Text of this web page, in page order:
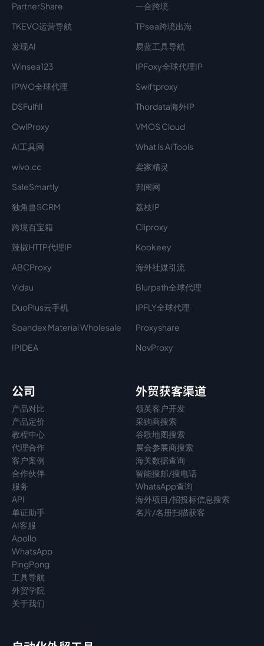
PartnerShare
一合跨境
TKEVO运营导航
TPsea跨境出海
发现AI
易蓝工具导航
Winsea123
IPFoxy全球代理IP
IPWO全球代理
Swiftproxy
DSFulfill
Thordata海外IP
OwlProxy
VMOS Cloud
AI工具网
What Is Ai Tools
wivo.cc
卖家精灵
SaleSmartly
邦阅网
独角兽SCRM
荔枝IP
跨境百宝箱
Cliproxy
辣椒HTTP代理IP
Kookeey
ABCProxy
海外社媒引流
Vidau
Blurpath全球代理
DuoPlus云手机
IPFLY全球代理
Spandex Material Wholesale​
Proxyshare
IPIDEA
NovProxy
公司
产品对比
产品定价
教程中心
代理合作
客户案例
合作伙伴
服务
API
单证助手
AI客服
Apollo
WhatsApp
PingPong
工具导航
外贸学院
关于我们
外贸获客渠道
领英客户开发
采购商搜索
谷歌地图搜索
展会参展商搜索
海关数据查询
智能搜邮/搜电话
WhatsApp查询
海外项目/招投标信息搜索
名片/名册扫描获客